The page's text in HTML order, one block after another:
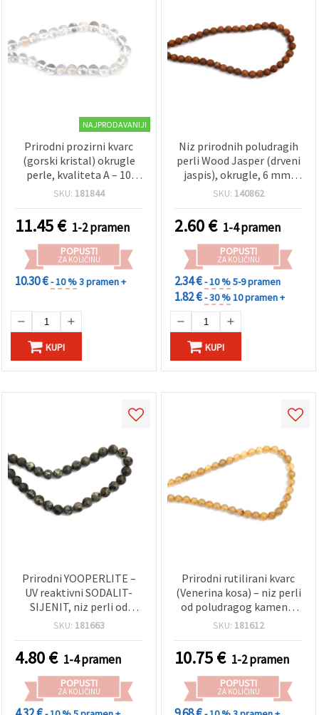
NAJPRODAVANIJI
Prirodni prozirni kvarc
(gorski kristal) okrugle
perle, kvaliteta A – 10
mm, cca 36 kom u nizu –
poludragog kamena za
izradu nakita, perlanje i
DIY rukotvorine
SKU: 181844
11.45€ 1-2 pramen
POPUSTI
ZA KOLIČINU
10.30 €- 10 %3 pramen +
KUPI
Niz prirodnih poludragih
perli Wood Jasper (drveni
jaspis), okrugle, 6 mm,
~60 kom
SKU: 140862
2.60€ 1-4 pramen
POPUSTI
ZA KOLIČINU
2.34 €- 10 %5-9 pramen
1.82 €- 30 %10 pramen +
KUPI
Prirodni YOOPERLITE –
UV reaktivni SODALIT-
SIJENIT, niz perli od
poludragog kamena za
SKU: 181663
4.80€ 1-4 pramen
POPUSTI
ZA KOLIČINU
Prirodni rutilirani kvarc
(Venerina kosa) – niz perli
od poludragog kamena,
okrugle, 6 mm, ~58 kom
SKU: 181612
10.75€ 1-2 pramen
POPUSTI
ZA KOLIČINU